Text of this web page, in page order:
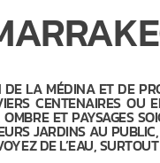
LA MÉDINA ET DE
CENTENAIRES OU
ET PAYSAGES
JARDINS AU
DE L’EAU,